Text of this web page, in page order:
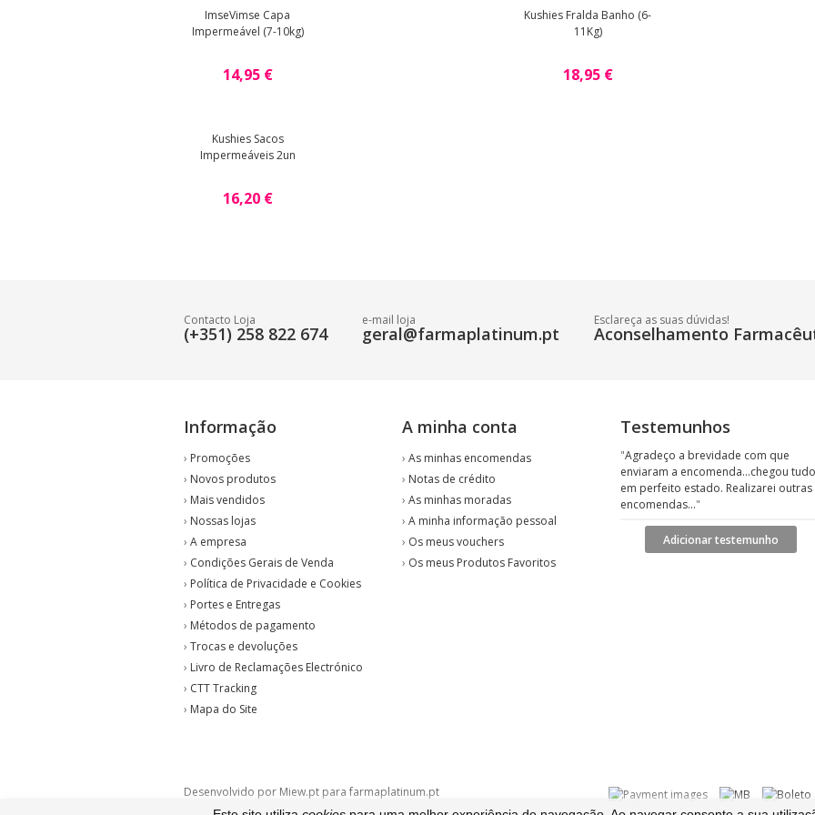
ImseVimse Capa
Impermeável (7-10kg)
14,95 €
Kushies Fralda Banho (6-
11Kg)
18,95 €
Kushies Sacos
Impermeáveis 2un
16,20 €
Contacto Loja
(+351) 258 822 674
e-mail loja
geral@farmaplatinum.pt
Esclareça as suas dúvidas!
Aconselhamento
Informação
› Promoções
› Novos produtos
› Mais vendidos
› Nossas lojas
› A empresa
› Condições Gerais de Venda
› Política de Privacidade e Cookies
› Portes e Entregas
› Métodos de pagamento
› Trocas e devoluções
› Livro de Reclamações Electrónico
› CTT Tracking
› Mapa do Site
A minha conta
› As minhas encomendas
› Notas de crédito
› As minhas moradas
› A minha informação pessoal
› Os meus vouchers
› Os meus Produtos Favoritos
Testemunhos
"Agradeço a brevidade com que
enviaram a encomenda...chegou tudo
em perfeito estado. Realizarei outras
encomendas..."
Adicionar testemunho
Desenvolvido por Miew.pt para farmaplatinum.pt